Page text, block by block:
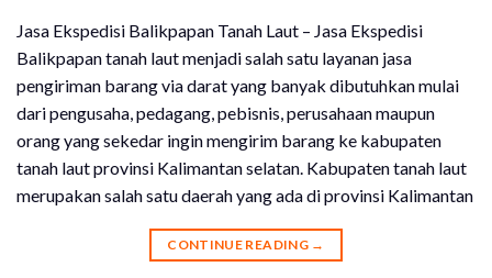
Jasa Ekspedisi Balikpapan Tanah Laut – Jasa Ekspedisi
Balikpapan tanah laut menjadi salah satu layanan jasa
pengiriman barang via darat yang banyak dibutuhkan mulai
dari pengusaha, pedagang, pebisnis, perusahaan maupun
orang yang sekedar ingin mengirim barang ke kabupaten
tanah laut provinsi Kalimantan selatan. Kabupaten tanah laut
merupakan salah satu daerah yang ada di provinsi Kalimantan
CONTINUE READING →